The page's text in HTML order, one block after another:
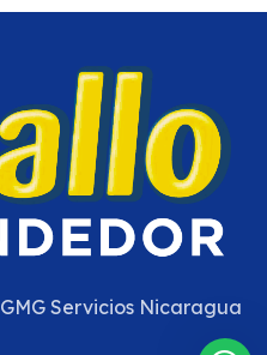
GMG Servicios Nicaragua